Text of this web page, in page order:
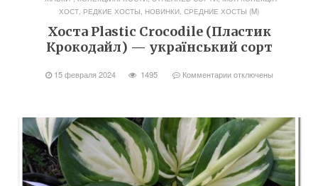
ХОСТ, РЕДКИЕ ХОСТЫ, НОВИНКИ, СРЕДНИЕ ХОСТЫ (M)
Хоста Plastic Crocodile (Пластик
Крокодайл) — український сорт
15 февраля 2024 1495 Комментарииотключены